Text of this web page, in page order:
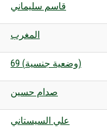
قاسم سليماني
المغرب
69 (وضعية جنسية)
صدام حسين
علي السيستاني